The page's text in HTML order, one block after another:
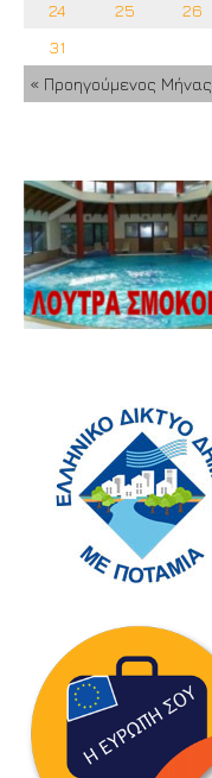
24 25 26
31
« Προηγούμενος Μήνας